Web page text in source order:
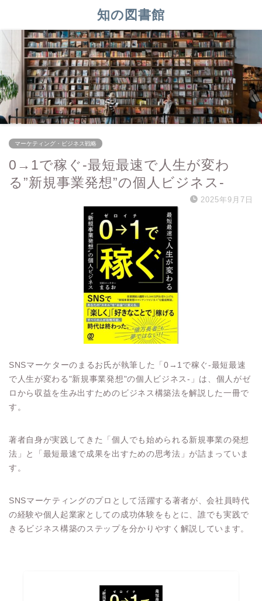
知の図書館
マーケティング・ビジネス戦略
0→1で稼ぐ-最短最速で人生が変わ
る”新規事業発想”の個人ビジネス-
2025年9月7日
SNSマーケターのまるお氏が執筆した「0→1で稼ぐ-最短最速
で人生が変わる"新規事業発想"の個人ビジネス-」は、個人がゼ
ロから収益を生み出すためのビジネス構築法を解説した一冊で
す。
著者自身が実践してきた「個人でも始められる新規事業の発想
法」と「最短最速で成果を出すための思考法」が詰まっていま
す。
SNSマーケティングのプロとして活躍する著者が、会社員時代
の経験や個人起業家としての成功体験をもとに、誰でも実践で
きるビジネス構築のステップを分かりやすく解説しています。